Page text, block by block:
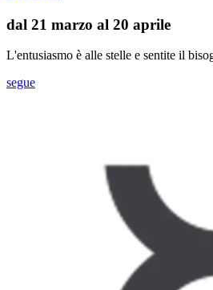
dal 21 marzo al 20 aprile
L'entusiasmo è alle stelle e sentite il
segue